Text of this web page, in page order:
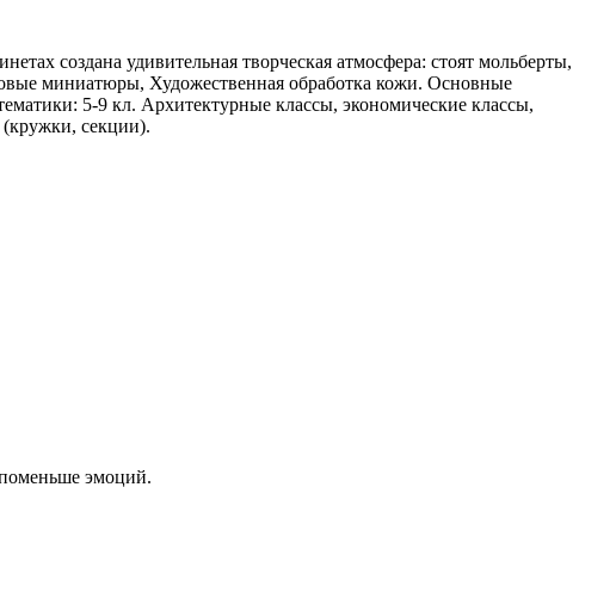
создана удивительная творческая атмосфера: стоят мольберты,
миниатюры, Художественная обработка кожи. Основные
5-9 кл. Архитектурные классы, экономические классы,
(кружки, секции).
эмоций.